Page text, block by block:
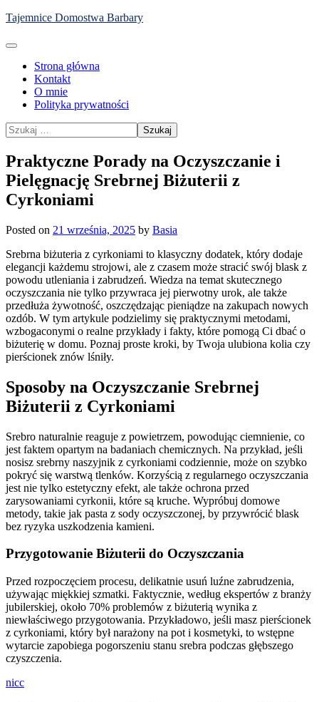
Skip
content
Tajemnice Domostwa Barbary
Strona główna
Kontakt
O mnie
Polityka prywatności
Szukaj:
Praktyczne Porady na Oczyszczanie i
Pielęgnację Srebrnej Biżuterii z
Cyrkoniami
Posted on 21 września, 2025 by Basia
Srebrna biżuteria z cyrkoniami to klasyczny dodatek, który dodaje
elegancji każdemu strojowi, ale z czasem może stracić swój blask z
powodu utleniania i zabrudzeń. Wiedza na temat skutecznego
oczyszczania nie tylko przywraca jej pierwotny urok, ale także
przedłuża żywotność, oszczędzając pieniądze na zakupach nowych
ozdób. W tym artykule podzielimy się praktycznymi metodami,
wzbogaconymi o realne przykłady i fakty, które pomogą Ci dbać o
biżuterię w domu. Poznaj proste kroki, by Twoja ulubiona kolia czy
pierścionek znów lśniły.
Sposoby na Oczyszczanie Srebrnej
Biżuterii z Cyrkoniami
Srebro naturalnie reaguje z powietrzem, powodując ciemnienie, co
jest faktem opartym na badaniach chemicznych. Na przykład, jeśli
nosisz srebrny naszyjnik z cyrkoniami codziennie, może on szybko
pokryć się warstwą tlenków. Korzyścią z regularnego oczyszczania
jest nie tylko estetyczny efekt, ale także ochrona przed
zarysowaniami cyrkonii, które są kruche. Wypróbuj domowe
metody, takie jak pasta z sody oczyszczonej, by przywrócić blask
bez ryzyka uszkodzenia kamieni.
Przygotowanie Biżuterii do Oczyszczania
Przed rozpoczęciem procesu, delikatnie usuń luźne zabrudzenia,
używając miękkiej szmatki. Faktycznie, według ekspertów z branży
jubilerskiej, około 70% problemów z biżuterią wynika z
niewłaściwego przygotowania. Przykładowo, jeśli masz pierścionek
z cyrkoniami, który był narażony na pot i kosmetyki, to wstępne
wytarcie zapobiega pogorszeniu stanu srebra podczas głębszego
czyszczenia.
nicc